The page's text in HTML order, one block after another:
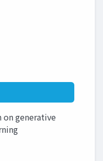
on generative